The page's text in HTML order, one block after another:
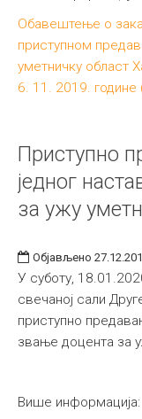
Обавештење о
приступном
уметничку област
6. 11. 2019.
Приступно
једног
за ужу
Објављено
У суботу,
свечаној сали
приступно
звање доцента за
Више информација: